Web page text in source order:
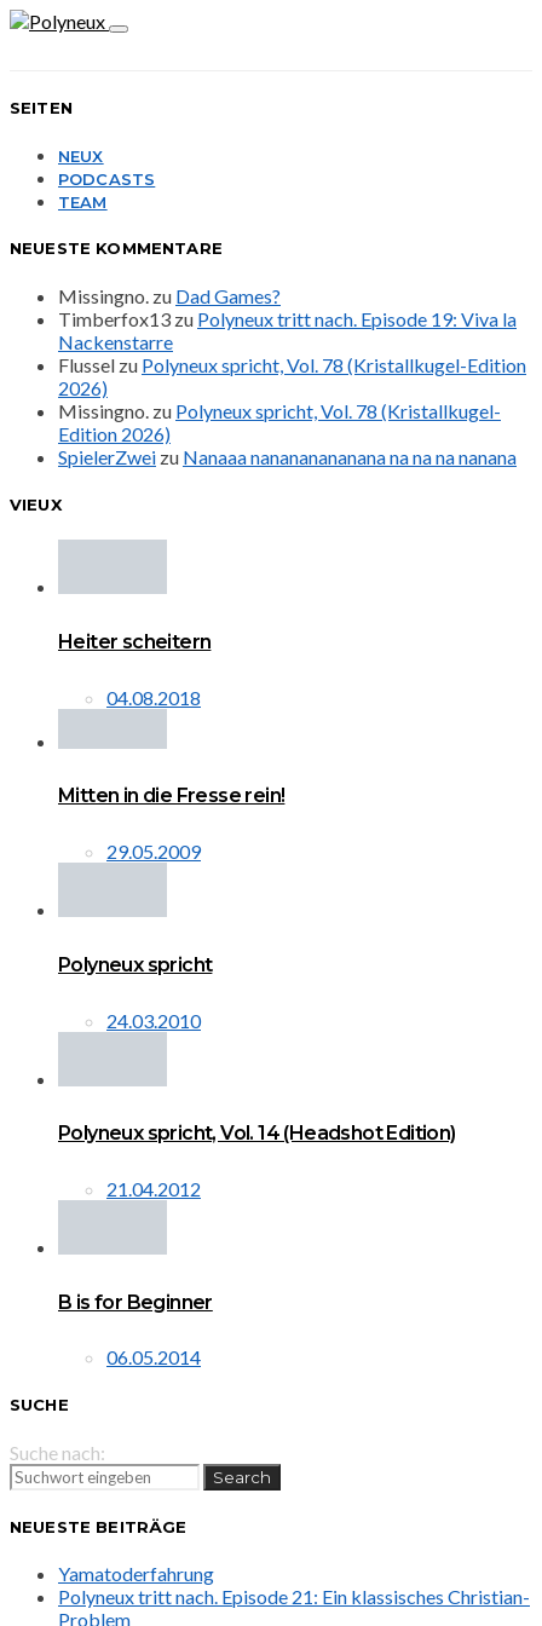
SEITEN
NEUX
PODCASTS
TEAM
NEUESTE KOMMENTARE
Missingno. zu Dad Games?
Timberfox13 zu Polyneux tritt nach. Episode 19: Viva la
Nackenstarre
Flussel zu Polyneux spricht, Vol. 78 (Kristallkugel-Edition
2026)
Missingno. zu Polyneux spricht, Vol. 78 (Kristallkugel-
Edition 2026)
SpielerZwei zu Nanaaa nanananananana na na na nanana
VIEUX
Heiter scheitern
04.08.2018
Mitten in die Fresse rein!
29.05.2009
Polyneux spricht
24.03.2010
Polyneux spricht, Vol. 14 (Headshot Edition)
21.04.2012
B is for Beginner
06.05.2014
SUCHE
Suche nach:
Search
NEUESTE BEITRÄGE
Yamatoderfahrung
Polyneux tritt nach. Episode 21: Ein klassisches Christian-
Problem